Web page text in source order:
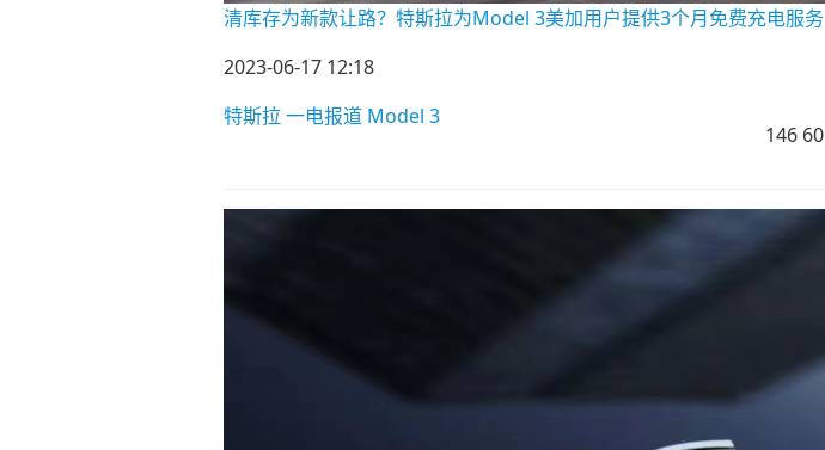
清库存为新款让路？特斯拉为Model 3美加用户提供3个月免费充电服务
2023-06-17 12:18
特斯拉 一电报道 Model 3
146 60